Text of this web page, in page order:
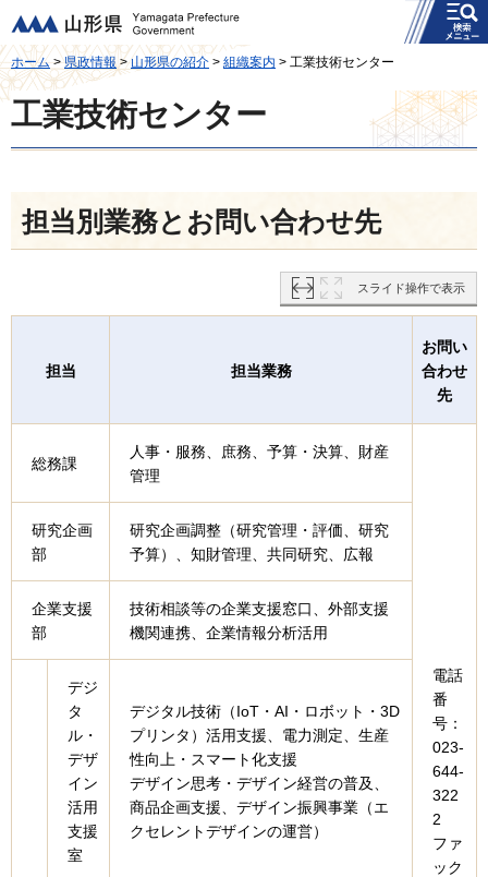
山形県
メニュー
ホーム>県政情報>山形県の紹介 > 組織案内 > 工業技術センター
工業技術センター
担当別業務とお問い合わせ先
スライド操作で表示
担当 担当業務
お問い
合わせ
先
総務課
人事・服務、庶務、予算・決算、財産
管理
電話
番
号：
023-
644-
322
2
ファ
ック
研究企画
部
研究企画調整（研究管理・評価、研究
予算）、知財管理、共同研究、広報
企業支援
部
技術相談等の企業支援窓口、外部支援
機関連携、企業情報分析活用
デジ
タ
ル・
デザ
イン
活用
支援
室
デジタル技術（IoT・AI・ロボット・3D
プリンタ）活用支援、電力測定、生産
性向上・スマート化支援
デザイン思考・デザイン経営の普及、
商品企画支援、デザイン振興事業（エ
クセレントデザインの運営）